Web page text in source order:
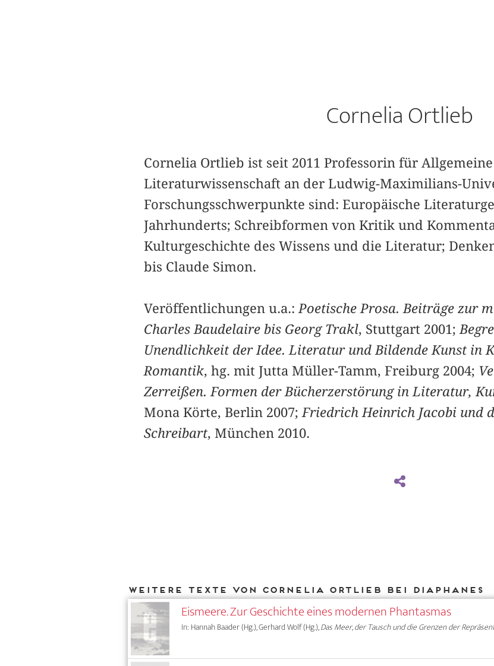
Cornelia Ortlieb
Cornelia Ortlieb ist seit 2011 Professorin für
Literaturwissenschaft an der Ludwig-Maximilians-
Forschungsschwerpunkte sind: Europäische
Jahrhunderts; Schreibformen von Kritik und
Kulturgeschichte des Wissens und die Literatur;
bis Claude Simon.
Veröffentlichungen u.a.: Poetische Prosa. Beiträge zur
Charles Baudelaire bis Georg Trakl, Stuttgart 2001;
Unendlichkeit der Idee. Literatur und Bildende Kunst in
Romantik, hg. mit Jutta Müller-Tamm, Freiburg 2004;
Zerreißen. Formen der Bücherzerstörung in Literatur,
Mona Körte, Berlin 2007; Friedrich Heinrich Jacobi und
Schreibart, München 2010.
Weitere Texte von Cornelia Ortlieb bei DIAPHANES
Eismeere. Zur Geschichte eines modernen Phantasmas
In: Hannah Baader (Hg.), Gerhard Wolf (Hg.),Das Meer, der Tausch und die Grenzen der